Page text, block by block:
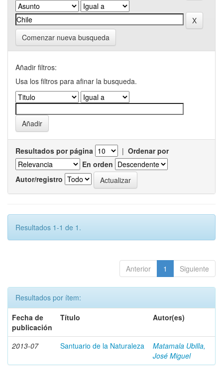
Comenzar nueva busqueda
Añadir filtros:
Usa los filtros para afinar la busqueda.
Resultados por página | Ordenar por
En orden
Autor/registro
Resultados 1-1 de 1.
Anterior 1 Siguiente
Resultados por ítem:
Fecha de
publicación
Título Autor(es)
2013-07 Santuario de la Naturaleza
Matamala Ubilla,
José Miguel